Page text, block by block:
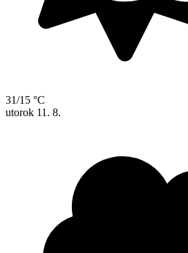
31/15 °C
utorok 11. 8.